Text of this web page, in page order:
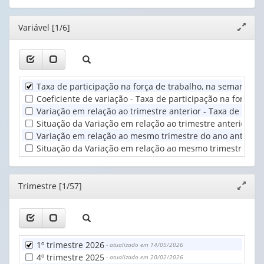
(possui
apenas
valor):
(1)
o
cabeçalho
(possui
apenas
valor):
Unidade
Territorial
(1)
Editor
janela
Variável [1/6]
Taxa de participação na força de trabalho, na semana
Coeficiente de variação - Taxa de participação na força
Variação em relação ao trimestre anterior - Taxa de
Situação da Variação em relação ao trimestre anterior -
Variação em relação ao mesmo trimestre do ano
Situação da Variação em relação ao mesmo trimestre
Editor
janela
Trimestre [1/57]
1º trimestre 2026 - atualizado em 14/05/2026
4º trimestre 2025 - atualizado em 20/02/2026